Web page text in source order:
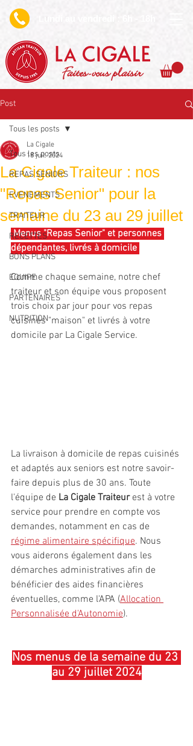
Faites-vous plaisir
Post
Tous les posts
REPAS SENIORS
EVENEMENTS
TRAITEUR
RECETTES
BONS PLANS
EQUIPE
PARTENAIRES
NUTRITION
Tous les posts
La Cigale Traiteur : nos
"Repas Senior" pour la
semaine du 23 au 29 juillet
La Cigale
18 juil. 2024
Menus "Repas Senior" et personnes
dépendantes, livrés à domicile
Comme chaque semaine, notre chef
traiteur et son équipe vous proposent
trois choix par jour pour vos repas
cuisinés "maison" et livrés à votre
domicile par La Cigale Service.
La livraison à domicile de repas cuisinés
et adaptés aux seniors est notre savoir-
faire depuis plus de 30 ans. Toute
l'équipe de La Cigale Traiteur est à votre
service pour prendre en compte vos
demandes, notamment en cas de
régime alimentaire spécifique. Nous
vous aiderons également dans les
démarches administratives afin de
bénéficier des aides financières
éventuelles, comme l'APA (Allocation
Personnalisée d'Autonomie).
Nos menus de la semaine du 23
au 29 juillet 2024